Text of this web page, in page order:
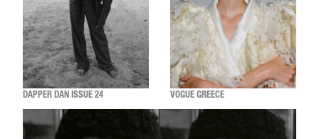
DAPPER DAN ISSUE 24 VOGUE GREECE